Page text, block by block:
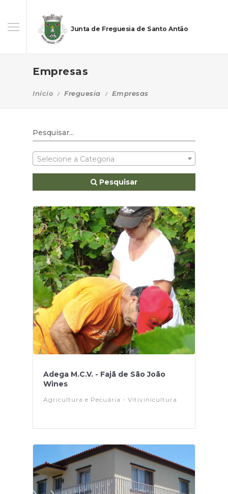
Junta de Freguesia de Santo Antão
Empresas
Início Freguesia Empresas
Selecione a Categoria
Pesquisar
Adega M.C.V. - Fajã de São João
Wines
Agricultura e Pecuária - Vitivinicultura